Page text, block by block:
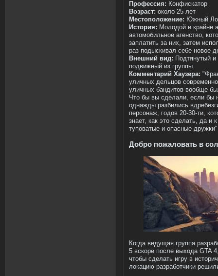
Профессия: Конфискатор
Возраст: около 25 лет
Местоположение: Южный
История: Молодой и крайне
автомобильное агенство,
заплатить за них, затем
раз подыскивал себе новое
Внешний вид: Подтянутый
подвижный из группы.
Комментарий Хаузера:
уличных дельцов
уличных бандитов вообще
Что бы вы сделали, если бы
однажды разбились
персонаж, годов 20-30-ти,
знает, как это сделать, да и
туповатые и опасные
Добро пожаловать в
Когда ведущая группа
5 вскоре после выхода GTA
чтобы сделать игру в
локацию разработчики